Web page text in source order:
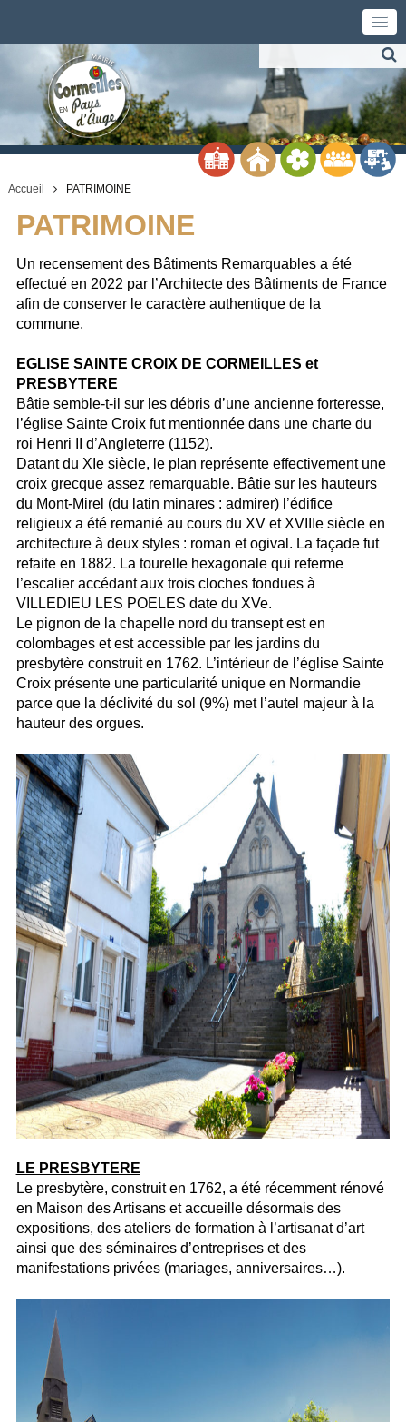
Accueil PATRIMOINE
PATRIMOINE
Un recensement des Bâtiments Remarquables a été
effectué en 2022 par l’Architecte des Bâtiments de France
afin de conserver le caractère authentique de la
commune.
EGLISE SAINTE CROIX DE CORMEILLES et
PRESBYTERE
Bâtie semble-t-il sur les débris d’une ancienne forteresse,
l’église Sainte Croix fut mentionnée dans une charte du
roi Henri II d’Angleterre (1152).
Datant du XIe siècle, le plan représente effectivement une
croix grecque assez remarquable. Bâtie sur les hauteurs
du Mont-Mirel (du latin minares : admirer) l’édifice
religieux a été remanié au cours du XV et XVIIIe siècle en
architecture à deux styles : roman et ogival. La façade fut
refaite en 1882. La tourelle hexagonale qui referme
l’escalier accédant aux trois cloches fondues à
VILLEDIEU LES POELES date du XVe.
Le pignon de la chapelle nord du transept est en
colombages et est accessible par les jardins du
presbytère construit en 1762. L’intérieur de l’église Sainte
Croix présente une particularité unique en Normandie
parce que la déclivité du sol (9%) met l’autel majeur à la
hauteur des orgues.
LE PRESBYTERE
Le presbytère, construit en 1762, a été récemment rénové
en Maison des Artisans et accueille désormais des
expositions, des ateliers de formation à l’artisanat d’art
ainsi que des séminaires d’entreprises et des
manifestations privées (mariages, anniversaires…).